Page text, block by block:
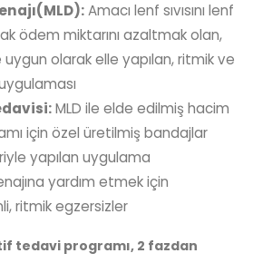
Amacı lenf sıvısını lenf
ödem miktarını azaltmak olan,
olarak elle yapılan, ritmik ve
MLD ile elde edilmiş hacim
için özel üretilmiş bandajlar
yapılan uygulama
yardım etmek için
ritmik egzersizler
tedavi programı, 2 fazdan